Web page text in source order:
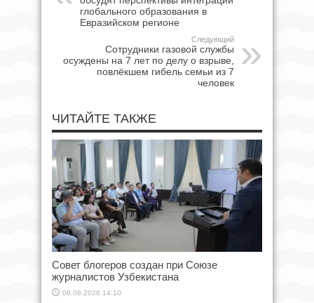
глобального образования в
Евразийском регионе
Следующий
Сотрудники газовой службы
осуждены на 7 лет по делу о взрыве,
повлёкшем гибель семьи из 7
человек
ЧИТАЙТЕ ТАКЖЕ
Совет блогеров создан при Союзе
журналистов Узбекистана
08.08.2026 14:10